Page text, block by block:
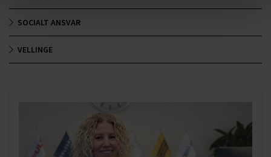
SOCIALT ANSVAR
VELLINGE